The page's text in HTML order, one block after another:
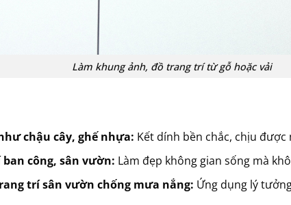
Làm khung ảnh, đồ trang trí từ gỗ hoặc vải
chậu cây, ghế nhựa: Kết dính bền chắc, chịu
công, sân vườn: Làm đẹp không gian sống mà
trí sân vườn chống mưa nắng: Ứng dụng lý